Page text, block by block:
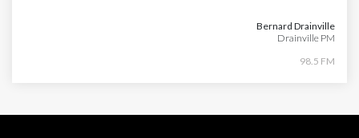
Bernard Drainville
Drainville PM
98.5 FM